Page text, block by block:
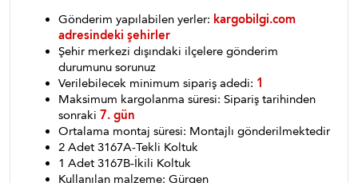
Gönderim yapılabilen yerler: kargobilgi.com
adresindeki şehirler
Şehir merkezi dışındaki ilçelere gönderim
durumunu sorunuz
Verilebilecek minimum sipariş adedi: 1
Maksimum kargolanma süresi: Sipariş tarihinden
sonraki 7. gün
Ortalama montaj süresi: Montajlı gönderilmektedir
2 Adet 3167A-Tekli Koltuk
1 Adet 3167B-İkili Koltuk
Kullanılan malzeme: Gürgen